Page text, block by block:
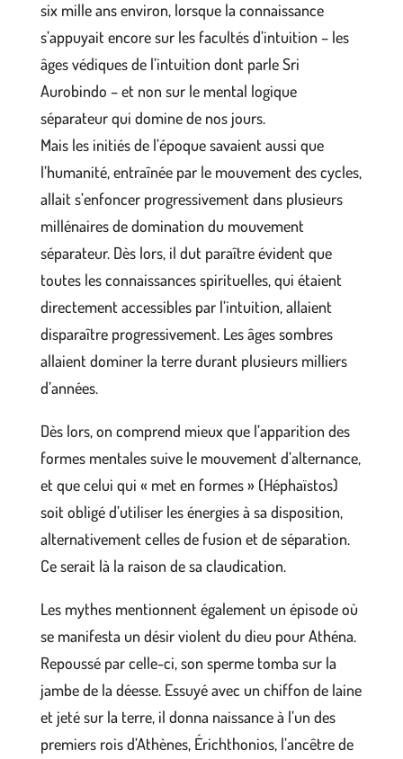
six mille ans environ, lorsque la connaissance
s’appuyait encore sur les facultés d’intuition – les
âges védiques de l’intuition dont parle Sri
Aurobindo – et non sur le mental logique
séparateur qui domine de nos jours.
Mais les initiés de l’époque savaient aussi que
l’humanité, entraînée par le mouvement des cycles,
allait s’enfoncer progressivement dans plusieurs
millénaires de domination du mouvement
séparateur. Dès lors, il dut paraître évident que
toutes les connaissances spirituelles, qui étaient
directement accessibles par l’intuition, allaient
disparaître progressivement. Les âges sombres
allaient dominer la terre durant plusieurs milliers
d’années.
Dès lors, on comprend mieux que l’apparition des
formes mentales suive le mouvement d’alternance,
et que celui qui « met en formes » (Héphaïstos)
soit obligé d’utiliser les énergies à sa disposition,
alternativement celles de fusion et de séparation.
Ce serait là la raison de sa claudication.
Les mythes mentionnent également un épisode où
se manifesta un désir violent du dieu pour Athéna.
Repoussé par celle-ci, son sperme tomba sur la
jambe de la déesse. Essuyé avec un chiffon de laine
et jeté sur la terre, il donna naissance à l’un des
premiers rois d’Athènes, Érichthonios, l’ancêtre de